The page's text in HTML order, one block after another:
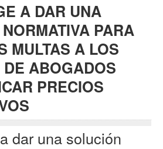
A DAR UNA
PARA
MULTAS A LOS
ABOGADOS
PRECIOS
dar una solución